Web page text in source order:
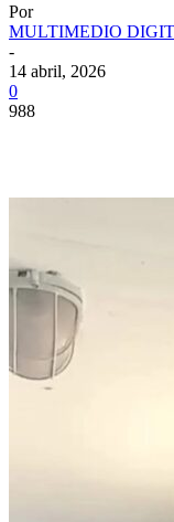
Por
MULTIMEDIO
-
14 abril, 2026
0
988